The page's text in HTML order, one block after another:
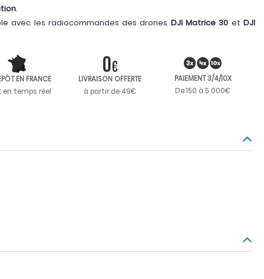
.
avec les radiocommandes des drones DJI Matrice 30 etDJI
EN FRANCE
en temps réel
LIVRAISON OFFERTE
à partir de 49€
PAIEMENT 3/4/10X
De 150 à 5 000€